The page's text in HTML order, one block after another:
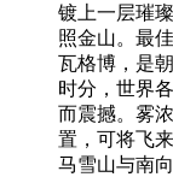
镀上一层璀
照金山。最
瓦格博，是
时分，世界
而震撼。雾
置，可将飞
马雪山与南